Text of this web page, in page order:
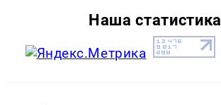
Наша статистика